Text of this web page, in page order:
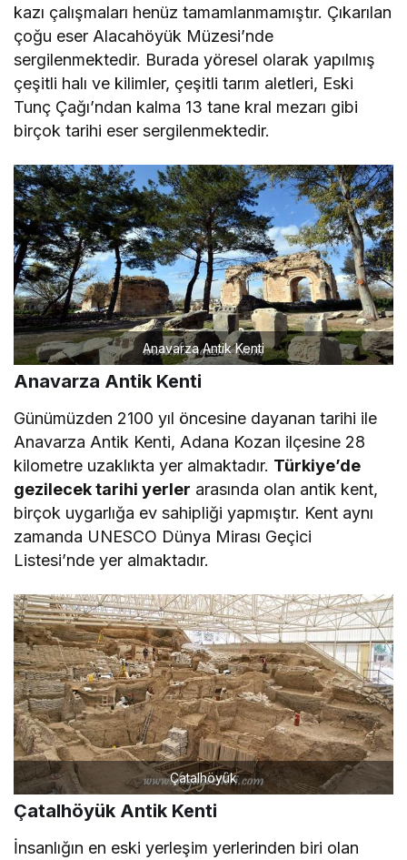
kazı çalışmaları henüz tamamlanmamıştır. Çıkarılan
çoğu eser Alacahöyük Müzesi’nde
sergilenmektedir. Burada yöresel olarak yapılmış
çeşitli halı ve kilimler, çeşitli tarım aletleri, Eski
Tunç Çağı’ndan kalma 13 tane kral mezarı gibi
birçok tarihi eser sergilenmektedir.
Anavarza Antik Kenti
Anavarza Antik Kenti
Günümüzden 2100 yıl öncesine dayanan tarihi ile
Anavarza Antik Kenti, Adana Kozan ilçesine 28
kilometre uzaklıkta yer almaktadır. Türkiye’de
gezilecek tarihi yerler arasında olan antik kent,
birçok uygarlığa ev sahipliği yapmıştır. Kent aynı
zamanda UNESCO Dünya Mirası Geçici
Listesi’nde yer almaktadır.
Çatalhöyük
Çatalhöyük Antik Kenti
İnsanlığın en eski yerleşim yerlerinden biri olan